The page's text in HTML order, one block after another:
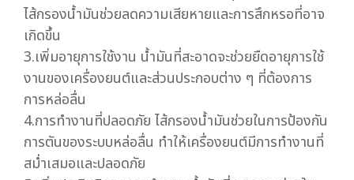
ไส้กรองน้ำมันช่วยลดความเสียหายและการสึกหรอที่อาจ
เกิดขึ้น
3.เพิ่มอายุการใช้งาน น้ำมันที่สะอาดจะช่วยยืดอายุการใช้
งานของเครื่องยนต์และส่วนประกอบต่าง ๆ ที่ต้องการ
การหล่อลื่น
4.การทำงานที่ปลอดภัย ไส้กรองน้ำมันช่วยในการป้องกัน
การตันของระบบหล่อลื่น ทำให้เครื่องยนต์มีการทำงานที่
สม่ำเสมอและปลอดภัย